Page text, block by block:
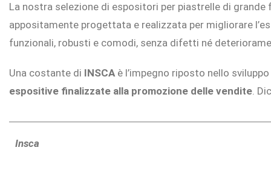
La nostra selezione di espositori per piastrelle di
appositamente progettata e realizzata per migliorare
funzionali, robusti e comodi, senza difetti né
Una costante di INSCAè l’impegno riposto nello
espositive finalizzate alla promozione delle vendite.
Insca